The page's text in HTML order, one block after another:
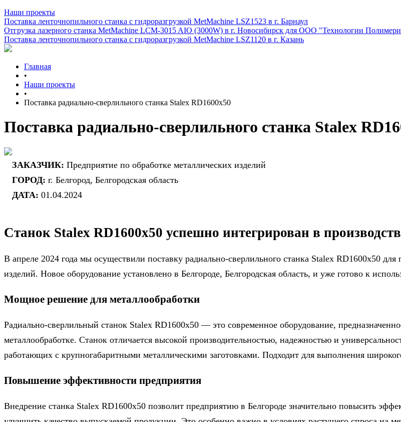
Наши проекты
Поставка ленточнопильного станка c гидроразгрузкой MetMachine LSZ1523 в г. Барнаул
Отгрузка лазерного станка MetMachine LCM-3015 AIO (3000W) в г. Новосибирск для ООО "Технологии
Поставка ленточнопильного станка c гидроразгрузкой MetMachine LSZ1120 в г. Казань
Главная
•
Наши проекты
•
Поставка радиально-сверлильного станка Stalex RD1600x50
Поставка радиально-сверлильного станка Stalex
ЗАКАЗЧИК: Предприятие по обработке металлических изделий
ГОРОД: г. Белгород, Белгородская область
ДАТА: 01.04.2024
Станок Stalex RD1600x50 успешно интегрирован в
В апреле 2024 года мы осуществили поставку радиально-сверлильного станка Stalex RD1600x50
изделий. Новое оборудование установлено в Белгороде, Белгородская область, и уже готово к
Мощное решение для металлообработки
Радиально-сверлильный станок Stalex RD1600x50 — это современное оборудование,
металлообработке. Станок отличается высокой производительностью, надежностью и
работающих с крупногабаритными металлическими заготовками. Подходит для выполнения
Повышение эффективности предприятия
Внедрение станка Stalex RD1600x50 позволит предприятию в Белгороде значительно повысить